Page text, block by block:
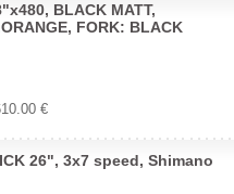
BLACK MATT,
FORK: BLACK
€
26", 3x7 speed, Shimano